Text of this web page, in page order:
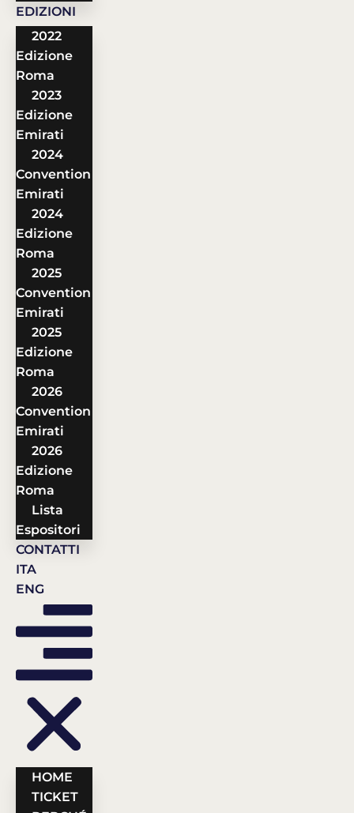
EDIZIONI
2022
Edizione
Roma
2023
Edizione
Emirati
2024
Convention
Emirati
2024
Edizione
Roma
2025
Convention
Emirati
2025
Edizione
Roma
2026
Convention
Emirati
2026
Edizione
Roma
Lista
Espositori
CONTATTI
ITA
ENG
HOME
TICKET